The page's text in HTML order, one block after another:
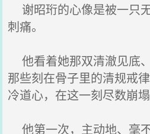
谢昭珩的心像是被一只
刺痛。
他看着她那双清澈见底
那些刻在骨子里的清规戒
冷道心，在这一刻尽数崩塌
他第一次，主动地、毫